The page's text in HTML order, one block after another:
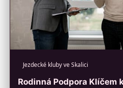
Jezdecké kluby ve Skalici
Rodinná Podpora Klíčem